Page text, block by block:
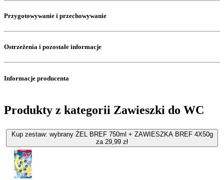
Przygotowywanie i przechowywanie
Ostrzeżenia i pozostałe informacje
Informacje producenta
Produkty z kategorii Zawieszki do WC
Kup zestaw: wybrany ŻEL BREF 750ml + ZAWIESZKA BREF 4X50g
za 29,99 zł